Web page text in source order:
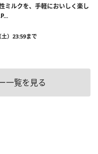
ミルクを、手軽においしく楽し
）23:59まで
一覧を見る